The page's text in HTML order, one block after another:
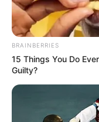
BRAINBERRIES
15 Things You Do
Guilty?